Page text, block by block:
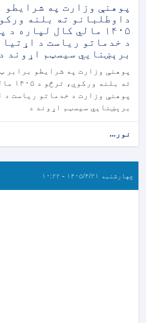
پوهنې وزارت په شرایطو
داوطلبانو ته بلنه
۱۴۰۵ مالي کال لپاره
د خدماتو ریاست د اړتیا
برېښنايي سیسټم اړوند د
پوهنې وزارت په شرایطو برابر
ته
پوهنې وزارت د خدماتو ریاست د
برېښنايي سیسټم اړوند د
نور...
چهارشنبه ۱۴۰۵/۴/۳۱ - ۱۰:۲۲